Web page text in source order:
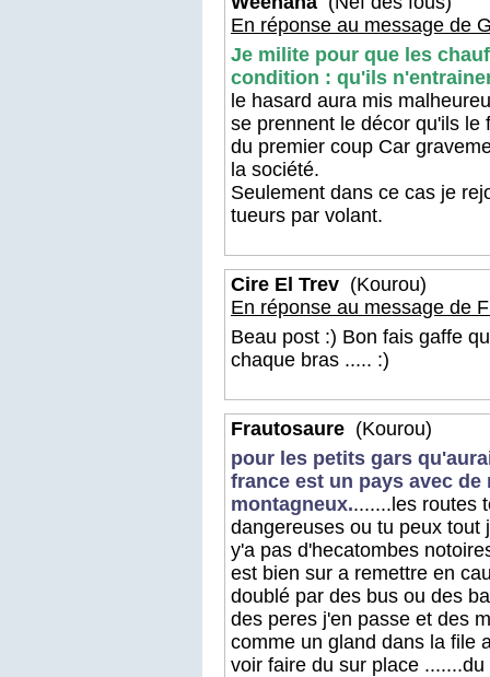
En réponse au message de
Je milite pour que les
condition : qu'ils
le hasard aura mis
se prennent le décor qu'ils le
du premier coup Car
la société.
Seulement dans ce cas je
tueurs par volant.
Cire El Trev (Kourou)
En réponse au message de
Beau post :) Bon fais gaffe
chaque bras ..... :)
Frautosaure (Kourou)
pour les petits gars
france est un pays avec
montagneux........les routes
dangereuses ou tu peux tout
y'a pas d'hecatombes
est bien sur a remettre en
doublé par des bus ou des
des peres j'en passe et des
comme un gland dans la file
voir faire du sur place